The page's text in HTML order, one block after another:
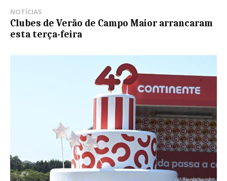
NOTÍCIAS
Clubes de Verão de Campo Maior arrancaram
esta terça-feira